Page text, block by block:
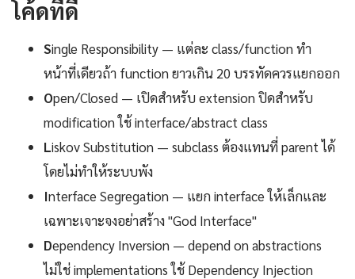
โค้ดที่ดี
Single Responsibility — แต่ละ class/function ทำ
หน้าที่เดียวถ้า function ยาวเกิน 20 บรรทัดควรแยกออก
Open/Closed — เปิดสำหรับ extension ปิดสำหรับ
modification ใช้ interface/abstract class
Liskov Substitution — subclass ต้องแทนที่ parent ได้
โดยไม่ทำให้ระบบพัง
Interface Segregation — แยก interface ให้เล็กและ
เฉพาะเจาะจงอย่าสร้าง "God Interface"
Dependency Inversion — depend on abstractions
ไม่ใช่ implementations ใช้ Dependency Injection